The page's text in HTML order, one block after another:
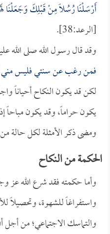
أَرْسَلْنَا رُسُلاً مِنْ قَبْلِكَ وَجَعَلْنَا
[الرعد:38].
وقد قال رسول الله صلى الله
فمن رغب عن سنتي فليس
لكن قد يكون النكاح أحياناً
يكون حراماً، وقد يكون مباحاً
ومضى ذكر الأمثلة لكل حالة
الحكمة من النكاح
وأما حكمته فقد شرع الله عز
واستفراغاً للشهوة، وتحصيلاً
والتماسك الاجتماعي؛ من أجل